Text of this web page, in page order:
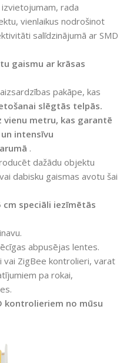
rada
vienlaikus nodrošinot
salīdzinājumā ar SMD
gaismu ar krāsas
pakāpe, kas
slēgtās telpās.
vienu metru, kas garantē
intensīvu
.
dažādu objektu
dabisku gaismas avotu šai
speciāli iezīmētās
abpusējas lentes.
vai ZigBee kontrolieri, varat
pa rokai,
kontrolieriem no mūsu